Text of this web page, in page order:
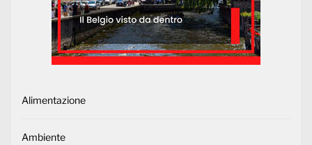
Alimentazione
Ambiente